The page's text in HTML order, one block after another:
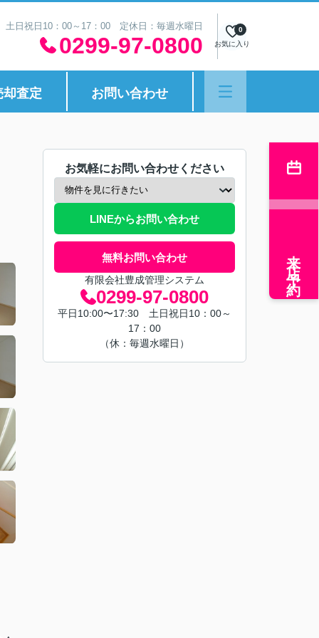
日祝日10：00～17：00 定休日：毎週水曜日
0299-97-0800 お気に入り
0
却査定 お問い合わせ
お気軽にお問い合わせください
LINEからお問い合わせ
無料お問い合わせ
有限会社豊成管理システム
0299-97-0800
平日10:00〜17:30 土日祝日10：00～
17：00
（休：毎週水曜日）
来店予約